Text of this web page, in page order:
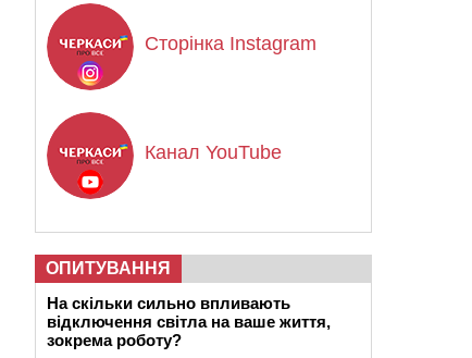
Сторінка Instagram
Канал YouTube
ОПИТУВАННЯ
На скільки сильно впливають
відключення світла на ваше життя,
зокрема роботу?